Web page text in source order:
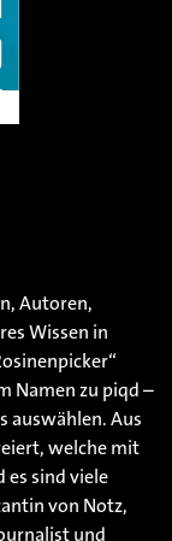
Autoren,
Wissen in
Namen zu piqd –
auswählen. Aus
welche mit
sind viele
von Notz,
und